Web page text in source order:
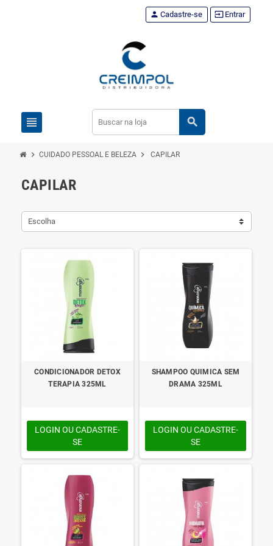
view_headline search
person Cadastre-se input Entrar
chevron_right CUIDADO PESSOAL E BELEZA chevron_right CAPILAR
CAPILAR
Escolha
CONDICIONADOR DETOX
TERAPIA 325ML
LOGIN OU CADASTRE-
SE
SHAMPOO QUIMICA SEM
DRAMA 325ML
LOGIN OU CADASTRE-
SE